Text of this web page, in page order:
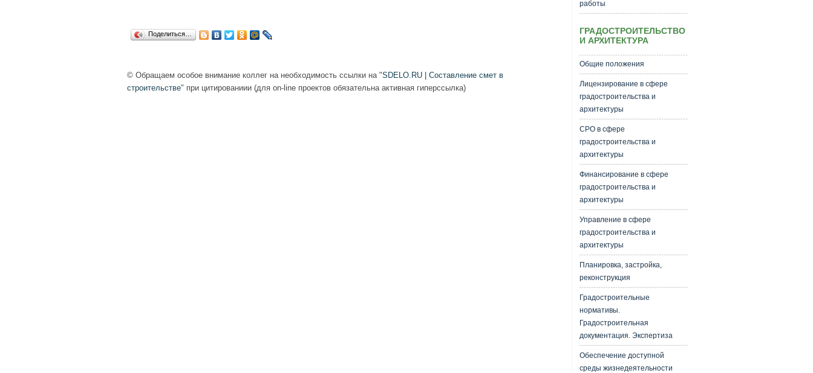
Поделиться…
© Обращаем особое внимание коллег на необходимость ссылки на "SDELO.RU | Составление смет в
строительстве" при цитированиии (для on-line проектов обязательна активная гиперссылка)
работы
ГРАДОСТРОИТЕЛЬСТВО
И АРХИТЕКТУРА
Общие положения
Лицензирование в сфере
градостроительства и
архитектуры
СРО в сфере
градостроительства и
архитектуры
Финансирование в сфере
градостроительства и
архитектуры
Управление в сфере
градостроительства и
архитектуры
Планировка, застройка,
реконструкция
Градостроительные
нормативы.
Градостроительная
документация. Экспертиза
Обеспечение доступной
среды жизнедеятельности